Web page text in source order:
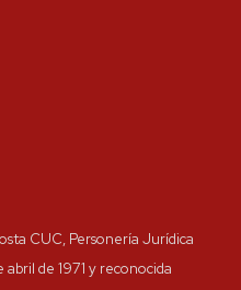
CUC, Personería Jurídica
de 1971 y reconocida